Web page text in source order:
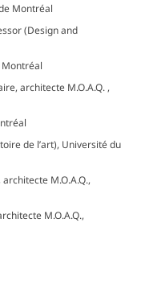
Montréal
(Design and
architecte M.O.A.Q. ,
de l’art), Université du
M.O.A.Q.,
M.O.A.Q.,